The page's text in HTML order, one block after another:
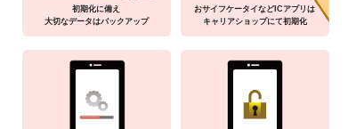
初期化に備え
大切なデータはバックアップ
おサイフケータイなどICアプリは
キャリアショップにて初期化